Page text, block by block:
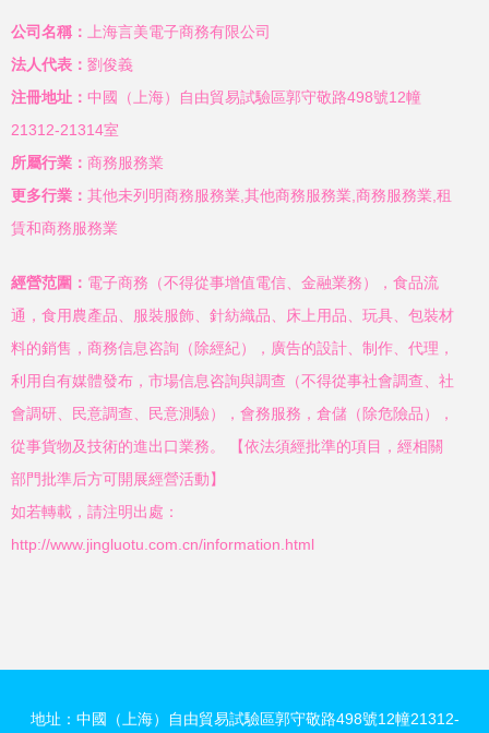
公司名稱：
上海言美電子商務有限公司
法人代表： 劉俊義
注冊地址： 中國（上海）自由貿易試驗區郭守敬路498號12幢
21312-21314室
所屬行業： 商務服務業
更多行業： 其他未列明商務服務業,其他商務服務業,商務服務業,租
賃和商務服務業
經營范圍： 電子商務（不得從事增值電信、金融業務），食品流
通，食用農產品、服裝服飾、針紡織品、床上用品、玩具、包裝材
料的銷售，商務信息咨詢（除經紀），廣告的設計、制作、代理，
利用自有媒體發布，市場信息咨詢與調查（不得從事社會調查、社
會調研、民意調查、民意測驗），會務服務，倉儲（除危險品），
從事貨物及技術的進出口業務。 【依法須經批準的項目，經相關
部門批準后方可開展經營活動】
如若轉載，請注明出處：
http://www.jingluotu.com.cn/information.html
地址：中國（上海）自由貿易試驗區郭守敬路498號12幢21312-